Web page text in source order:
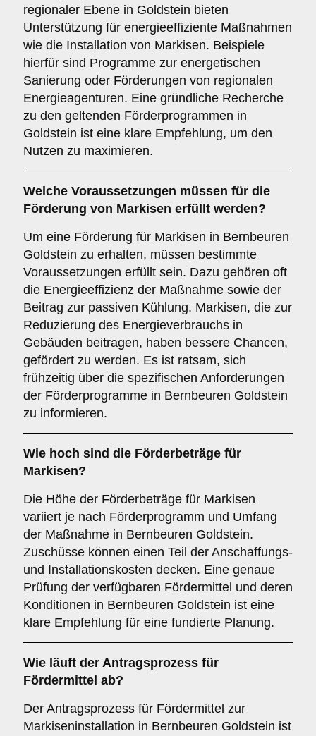
regionaler Ebene in Goldstein bieten
Unterstützung für energieeffiziente Maßnahmen
wie die Installation von Markisen. Beispiele
hierfür sind Programme zur energetischen
Sanierung oder Förderungen von regionalen
Energieagenturen. Eine gründliche Recherche
zu den geltenden Förderprogrammen in
Goldstein ist eine klare Empfehlung, um den
Nutzen zu maximieren.
Welche Voraussetzungen müssen für die
Förderung von Markisen erfüllt werden?
Um eine Förderung für Markisen in Bernbeuren
Goldstein zu erhalten, müssen bestimmte
Voraussetzungen erfüllt sein. Dazu gehören oft
die Energieeffizienz der Maßnahme sowie der
Beitrag zur passiven Kühlung. Markisen, die zur
Reduzierung des Energieverbrauchs in
Gebäuden beitragen, haben bessere Chancen,
gefördert zu werden. Es ist ratsam, sich
frühzeitig über die spezifischen Anforderungen
der Förderprogramme in Bernbeuren Goldstein
zu informieren.
Wie hoch sind die Förderbeträge für
Markisen?
Die Höhe der Förderbeträge für Markisen
variiert je nach Förderprogramm und Umfang
der Maßnahme in Bernbeuren Goldstein.
Zuschüsse können einen Teil der Anschaffungs-
und Installationskosten decken. Eine genaue
Prüfung der verfügbaren Fördermittel und deren
Konditionen in Bernbeuren Goldstein ist eine
klare Empfehlung für eine fundierte Planung.
Wie läuft der Antragsprozess für
Fördermittel ab?
Der Antragsprozess für Fördermittel zur
Markiseninstallation in Bernbeuren Goldstein ist